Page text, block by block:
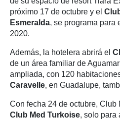
próximo 17 de octubre y el
Esmeralda, se programa para
2020.
Además, la hotelera abrirá el
de un área familiar de
ampliada, con 120
Caravelle, en Guadalupe,
Con fecha 24 de octubre, Club
Club Med Turkoise, solo para